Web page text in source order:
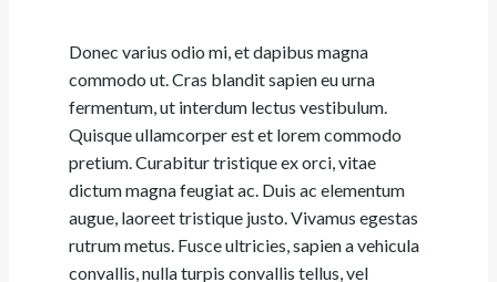
Donec varius odio mi, et dapibus magna
commodo ut. Cras blandit sapien eu urna
fermentum, ut interdum lectus vestibulum.
Quisque ullamcorper est et lorem commodo
pretium. Curabitur tristique ex orci, vitae
dictum magna feugiat ac. Duis ac elementum
augue, laoreet tristique justo. Vivamus egestas
rutrum metus. Fusce ultricies, sapien a vehicula
convallis, nulla turpis convallis tellus, vel